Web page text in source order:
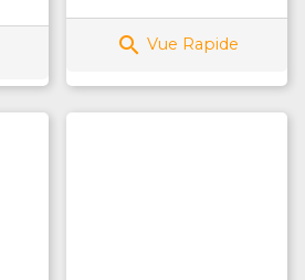
 Vue Rapide